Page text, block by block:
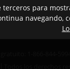
terceros para
navegando,